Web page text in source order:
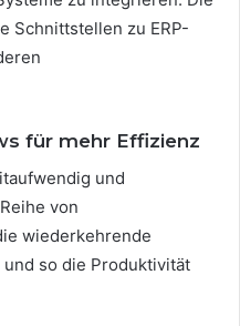
Schnittstellen zu ERP-
für mehr Effizienz
und
von
wiederkehrende
so die Produktivität